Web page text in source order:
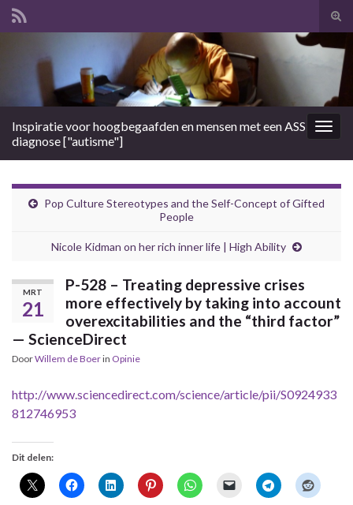
Search for:
Inspiratie voor hoogbegaafden en mensen met een ASS
diagnose ["autisme"]
Pop Culture Stereotypes and the Self-Concept of Gifted
People
Nicole Kidman on her rich inner life | High Ability
MRT
21
P-528 – Treating depressive crises
more effectively by taking into account
overexcitabilities and the “third factor”
— ScienceDirect
DoorWillem de Boerin Opinie
http://www.sciencedirect.com/science/article/pii/S0924933
812746953
Dit delen: